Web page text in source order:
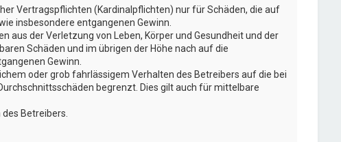
Vertragspflichten (Kardinalpflichten) nur für Schäden, die auf
insbesondere entgangenen Gewinn.
aus der Verletzung von Leben, Körper und Gesundheit und der
Schäden und im übrigen der Höhe nach auf die
Gewinn.
oder grob fahrlässigem Verhalten des Betreibers auf die bei
begrenzt. Dies gilt auch für mittelbare
Betreibers.